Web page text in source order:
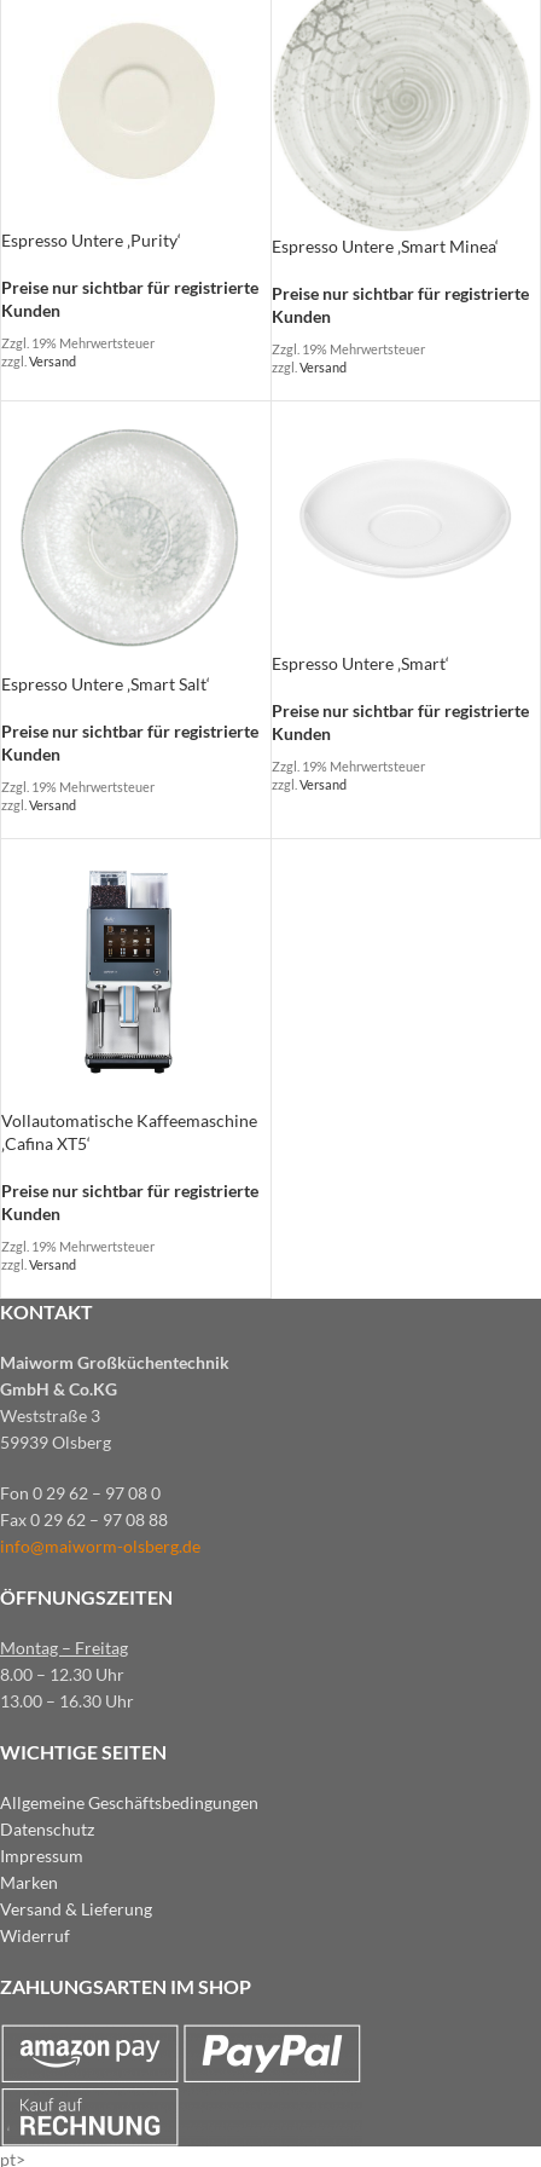
Espresso Untere ‚Purity‘
Preise nur sichtbar für registrierte
Kunden
Zzgl. 19% Mehrwertsteuer
zzgl. Versand
Espresso Untere ‚Smart Minea‘
Preise nur sichtbar für registrierte
Kunden
Zzgl. 19% Mehrwertsteuer
zzgl. Versand
Espresso Untere ‚Smart Salt‘
Preise nur sichtbar für registrierte
Kunden
Zzgl. 19% Mehrwertsteuer
zzgl. Versand
Espresso Untere ‚Smart‘
Preise nur sichtbar für registrierte
Kunden
Zzgl. 19% Mehrwertsteuer
zzgl. Versand
Vollautomatische Kaffeemaschine
‚Cafina XT5‘
Preise nur sichtbar für registrierte
Kunden
Zzgl. 19% Mehrwertsteuer
zzgl. Versand
KONTAKT
Maiworm Großküchentechnik
GmbH & Co.KG
Weststraße 3
59939 Olsberg
Fon 0 29 62 – 97 08 0
Fax 0 29 62 – 97 08 88
info@maiworm-olsberg.de
ÖFFNUNGSZEITEN
Montag – Freitag
8.00 – 12.30 Uhr
13.00 – 16.30 Uhr
WICHTIGE SEITEN
Allgemeine Geschäftsbedingungen
Datenschutz
Impressum
Marken
Versand & Lieferung
Widerruf
ZAHLUNGSARTEN IM SHOP
pt>